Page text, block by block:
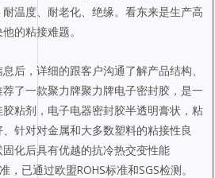
温度、耐老化、绝缘。看东来是生产高
的粘接难题。
后，详细的跟客户沟通了解产品结构、
了一款聚力牌聚力牌电子密封胶，是一
粘剂，电子电器密封胶半透明膏状，粘
针对对金属和大多数塑料的粘接性良
化后具有优越的抗冷热交变性能
已通过欧盟ROHS标准和SGS检测。